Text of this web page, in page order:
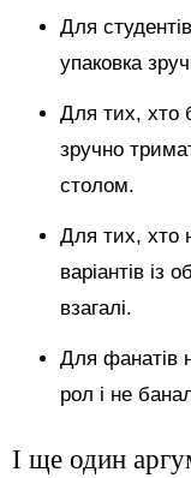
Для
упаковка
Для тих, хто
зручно
столом.
Для тих, хто
варіантів
взагалі.
Для фанатів
рол і не
І ще один